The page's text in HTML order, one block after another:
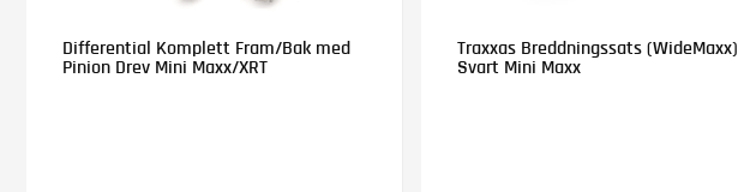
Differential Komplett Fram/Bak med
Pinion Drev Mini Maxx/XRT
Traxxas Breddningssats (WideMaxx)
Svart Mini Maxx